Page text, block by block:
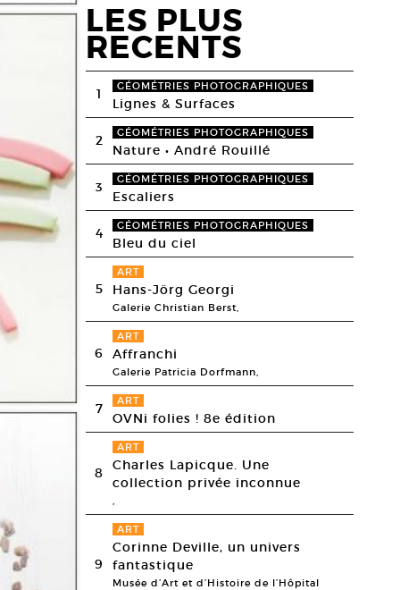
LES PLUS
RECENTS
1 GÉOMÉTRIES PHOTOGRAPHIQUES
Lignes & Surfaces
2 GÉOMÉTRIES PHOTOGRAPHIQUES
Nature • André Rouillé
3 GÉOMÉTRIES PHOTOGRAPHIQUES
Escaliers
4 GÉOMÉTRIES PHOTOGRAPHIQUES
Bleu du ciel
5
ART
Hans-Jörg Georgi
Galerie Christian Berst,
6
ART
Affranchi
Galerie Patricia Dorfmann,
7 ART
OVNi folies ! 8e édition
8
ART
Charles Lapicque. Une
collection privée inconnue
,
9
ART
Corinne Deville, un univers
fantastique
Musée d’Art et d’Histoire de l’Hôpital